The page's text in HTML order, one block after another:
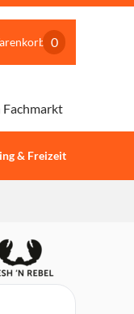
0
& Freizeit
Fachmarkt